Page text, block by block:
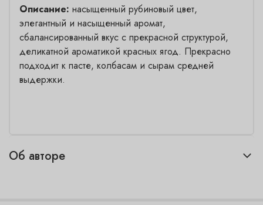
Описание: насыщенный рубиновый цвет,
элегантный и насыщенный аромат,
сбалансированный вкус с прекрасной структурой,
деликатной ароматикой красных ягод. Прекрасно
подходит к пасте, колбасам и сырам средней
выдержки.
Об авторе